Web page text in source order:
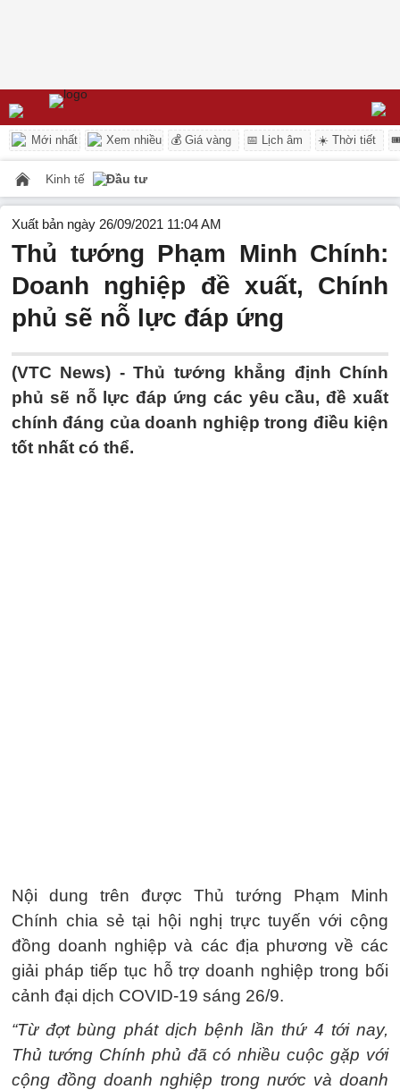
Mới nhất Xem nhiều 💰 Giá vàng 📅 Lịch âm ☀️ Thời tiết
Kinh tế Đầu tư
Xuất bản ngày 26/09/2021 11:04 AM
Thủ tướng Phạm Minh Chính:
Doanh nghiệp đề xuất, Chính
phủ sẽ nỗ lực đáp ứng
(VTC News) -Thủ tướng khẳng định Chính
phủ sẽ nỗ lực đáp ứng các yêu cầu, đề xuất
chính đáng của doanh nghiệp trong điều kiện
tốt nhất có thể.
Nội dung trên được Thủ tướng Phạm Minh
Chính chia sẻ tại hội nghị trực tuyến với cộng
đồng doanh nghiệp và các địa phương về các
giải pháp tiếp tục hỗ trợ doanh nghiệp trong bối
cảnh đại dịch COVID-19 sáng 26/9.
“Từ đợt bùng phát dịch bệnh lần thứ 4 tới nay,
Thủ tướng Chính phủ đã có nhiều cuộc gặp với
cộng đồng doanh nghiệp trong nước và doanh